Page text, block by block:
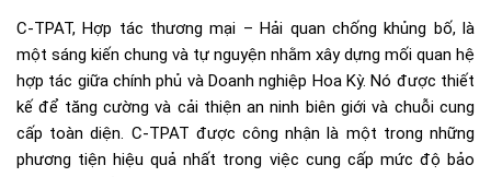
C-TPAT, Hợp tác thương mại – Hải quan chống khủng bố, là
một sáng kiến chung và tự nguyện nhằm xây dựng mối quan hệ
hợp tác giữa chính phủ và Doanh nghiệp Hoa Kỳ. Nó được thiết
kế để tăng cường và cải thiện an ninh biên giới và chuỗi cung
cấp toàn diện. C-TPAT được công nhận là một trong những
phương tiện hiệu quả nhất trong việc cung cấp mức độ bảo